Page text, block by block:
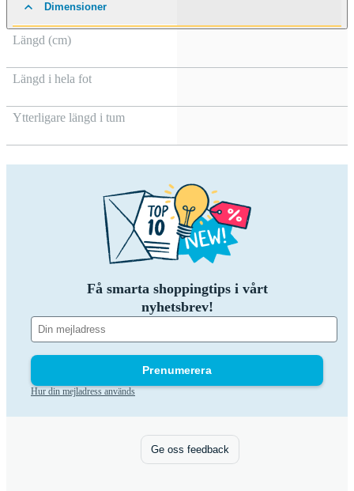
Dimensioner
Längd (cm)
Längd i hela fot
Ytterligare längd i tum
Få smarta shoppingtips i vårt
nyhetsbrev!
Prenumerera
Hur din mejladress används
Ge oss feedback